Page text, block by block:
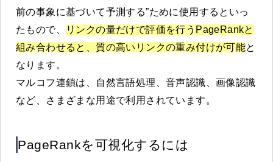
前の事象に基づいて予測する”ために使用するといっ
たもので、
リンクの量だけで評価を行うPageRankと
組み合わせると、質の高いリンクの重み付けが可能と
なります。
マルコフ連鎖は、自然言語処理、音声認識、画像認識
など、さまざまな用途で利用されています。
PageRankを可視化するには